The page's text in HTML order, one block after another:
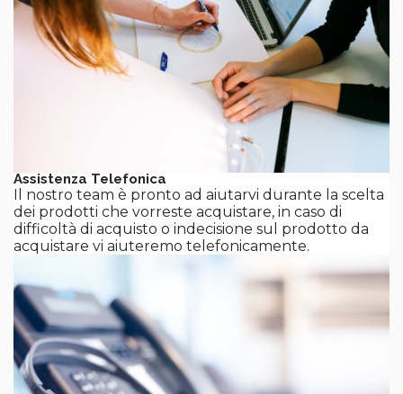
Assistenza Telefonica
Il nostro team è pronto ad aiutarvi durante la scelta
dei prodotti che vorreste acquistare, in caso di
difficoltà di acquisto o indecisione sul prodotto da
acquistare vi aiuteremo telefonicamente.